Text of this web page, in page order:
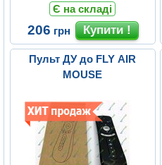
Є на складі
206 грн
Пульт ДУ до FLY AIR
MOUSE